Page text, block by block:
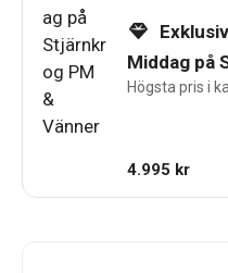
Middag på
Högsta pris i
4.995 kr